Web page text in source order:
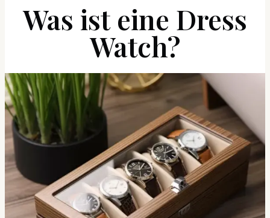
Was ist eine Dress
Watch?